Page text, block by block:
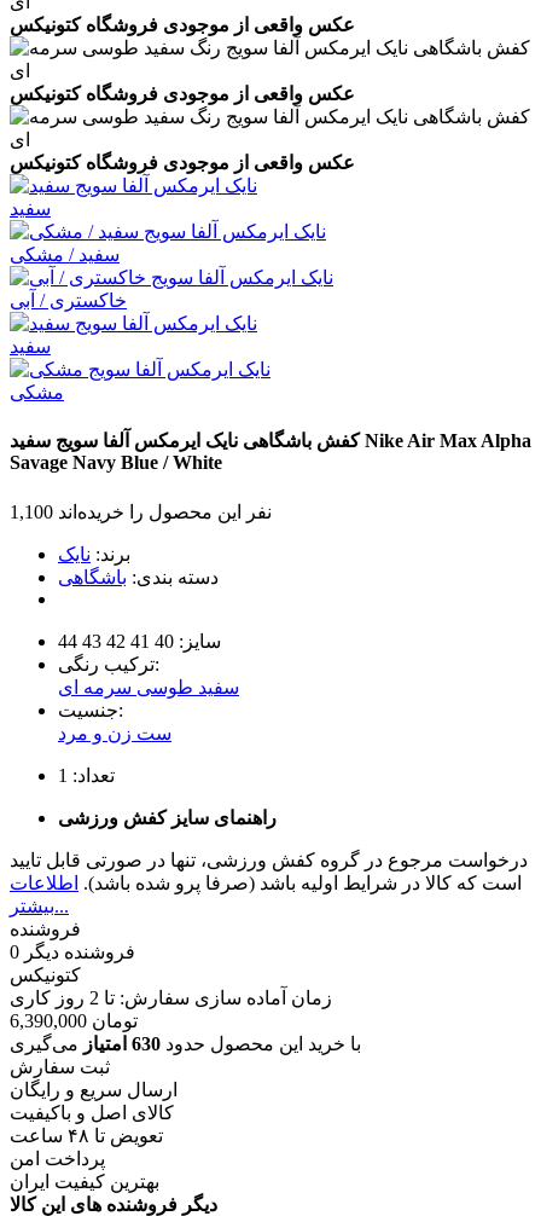
عکس واقعی از موجودی فروشگاه کتونیکس
عکس واقعی از موجودی فروشگاه کتونیکس
عکس واقعی از موجودی فروشگاه کتونیکس
سفید
سفید / مشکی
خاکستری / آبی
سفید
مشکی
کفش باشگاهی نایک ایرمکس آلفا سویج سفید
Nike Air Max Alpha
Savage Navy Blue / White
1,100 نفر این محصول را خریده‌اند
برند: نایک
دسته بندی: باشگاهی
سایز: 40
41
42
43
44
ترکیب رنگی:
سفید طوسی سرمه ای
جنسیت:
ست زن و مرد
تعداد: 1
راهنمای سایز کفش ورزشی
درخواست مرجوع در گروه کفش ورزشی، تنها در صورتی قابل تایید
است که کالا در شرایط اولیه باشد (صرفا پرو شده باشد). اطلاعات
بیشتر...
فروشنده
0 فروشنده دیگر
کتونیکس
زمان آماده سازی سفارش: تا 2 روز کاری
6,390,000 تومان
با خرید این محصول حدود 630 امتیاز
می‌گیری
ثبت سفارش
ارسال سریع و رایگان
کالای اصل و باکیفیت
تعویض تا ۴۸ ساعت
پرداخت امن
بهترین کیفیت ایران
دیگر فروشنده های این کالا